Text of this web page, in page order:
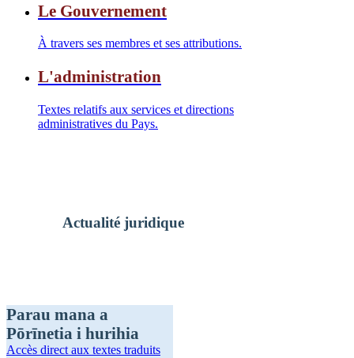
Le Gouvernement
À travers ses membres et ses attributions.
L'administration
Textes relatifs aux services et directions
administratives du Pays.
Actualité juridique
Parau mana a
Pōrīnetia i hurihia
Accès direct aux textes traduits